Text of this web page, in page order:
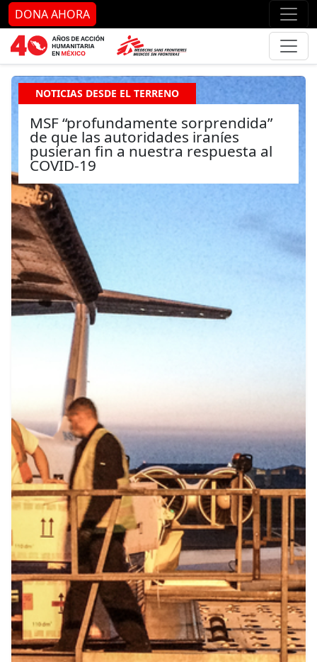
Ir al contenido principal Ir
DONA AHORA
NOTICIAS DESDE EL TERRENO
MSF “profundamente sorprendida”
de que las autoridades iraníes
pusieran fin a nuestra respuesta al
COVID-19